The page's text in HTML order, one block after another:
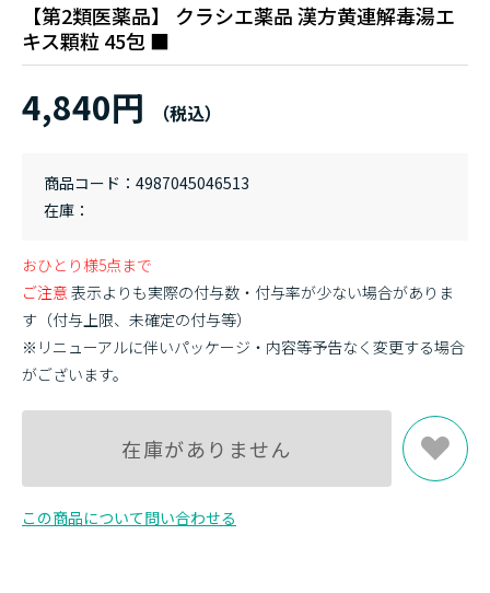
【第2類医薬品】 クラシエ薬品 漢方黄連解毒湯エ
キス顆粒 45包 ■
4,840円
商品コード
4987045046513
在庫
おひとり様5点まで
ご注意 表示よりも実際の付与数・付与率が少ない場合がありま
す（付与上限、未確定の付与等）
※リニューアルに伴いパッケージ・内容等予告なく変更する場合
がございます。
在庫がありません
この商品について問い合わせる